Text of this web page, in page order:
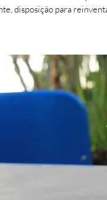
disposição para